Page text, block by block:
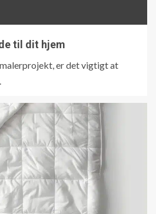
til dit hjem
er det vigtigt at